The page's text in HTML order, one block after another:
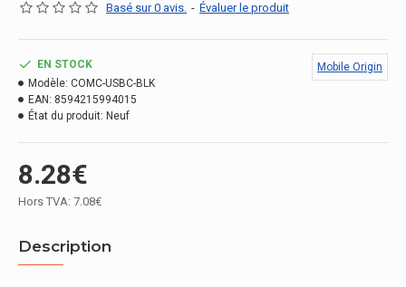
Basé sur 0 avis. - Évaluer le produit
8.28€
Hors TVA: 7.08€
EN STOCK
Modèle: COMC-USBC-BLK
EAN: 8594215994015
État du produit: Neuf
Mobile Origin
Description